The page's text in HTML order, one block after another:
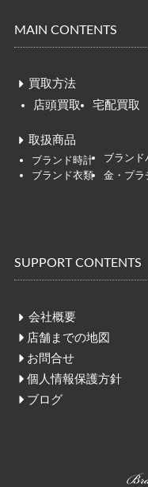
MAIN CONTENTS
買取方法
店頭買取
宅配買取
取扱商品
ブランド時計 ブランド
ブランド衣類
金・プラ
SUPPORT CONTENTS
会社概要
店舗までの地図
お問合せ
個人情報保護方針
ブログ